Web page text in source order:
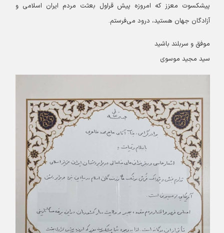
پیشکسوت معزز که امروزه پیش قراول بعثت مردم ایران اسلامی و
آزادگان جهان هستید، درود می‌فرستم.
موفق و سربلند باشید
سید مجید موسوی